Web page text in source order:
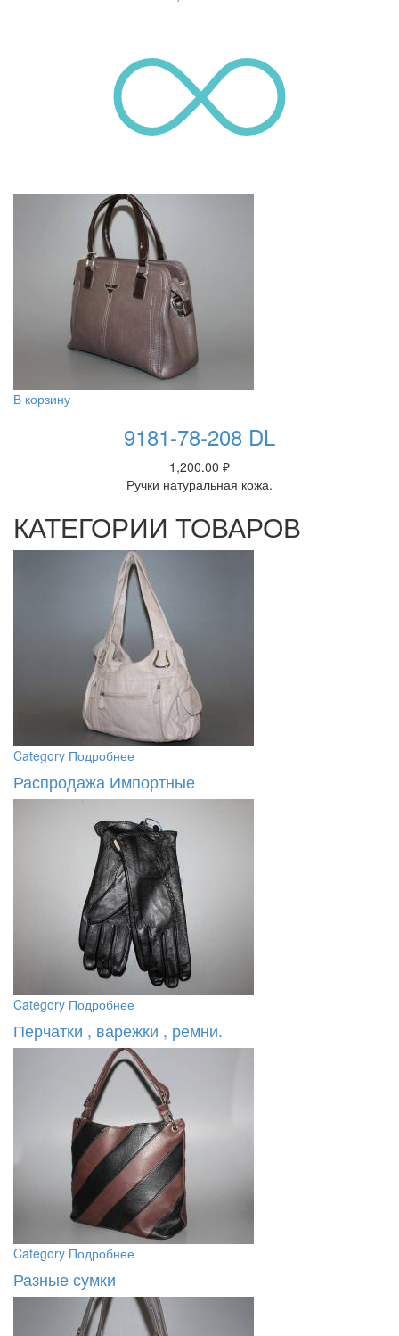
В корзину
9181-78-208 DL
1,200.00 ₽
Ручки натуральная кожа.
КАТЕГОРИИ ТОВАРОВ
Category Подробнее
Распродажа Импортные
Category Подробнее
Перчатки , варежки , ремни.
Category Подробнее
Разные сумки